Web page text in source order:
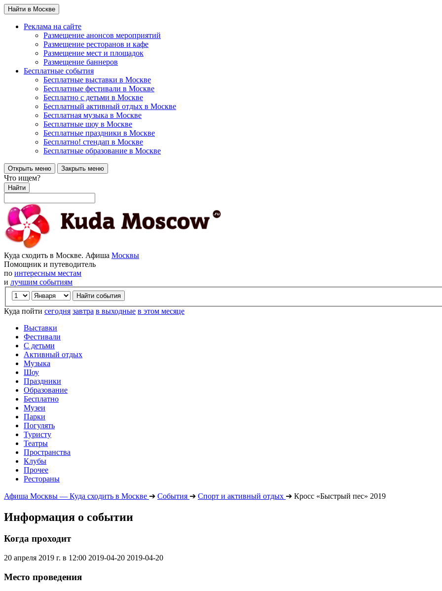
Найти в Москве
Реклама на сайте
Размещение анонсов мероприятий
Размещение ресторанов и кафе
Размещение мест и площадок
Размещение баннеров
Бесплатные события
Бесплатные выставки в Москве
Бесплатные фестивали в Москве
Бесплатно с детьми в Москве
Бесплатный активный отдых в Москве
Бесплатная музыка в Москве
Бесплатные шоу в Москве
Бесплатные праздники в Москве
Бесплатно! стендап в Москве
Бесплатные образование в Москве
Открыть меню Закрыть меню
Что ищем?
Найти
Куда сходить в Москве. Афиша Москвы
Помощник и путеводитель
по интересным местам
и лучшим событиям
Куда пойти сегодня завтра в выходные в этом месяце
Выставки
Фестивали
С детьми
Активный отдых
Музыка
Шоу
Праздники
Образование
Бесплатно
Музеи
Парки
Погулять
Туристу
Театры
Пространства
Клубы
Прочее
Рестораны
Афиша Москвы — Куда сходить в Москве ➔ События ➔ Спорт и активный отдых ➔ Кросс «Быстрый пес» 2019
Информация о событии
Когда проходит
20 апреля 2019 г. в 12:00 2019-04-20 2019-04-20
Место проведения